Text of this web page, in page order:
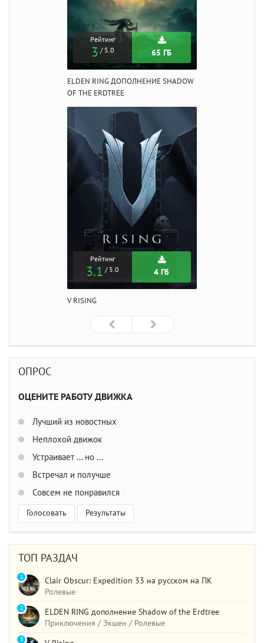
Рейтинг
3 / 5.0 65 ГБ
ELDEN RING ДОПОЛНЕНИЕ SHADOW
OF THE ERDTREE
Рейтинг
3.1 / 5.0 4 Гб
V RISING
ОПРОС
ОЦЕНИТЕ РАБОТУ ДВИЖКА
Лучший из новостных
Неплохой движок
Устраивает ... но ...
Встречал и получше
Совсем не понравился
Голосовать Результаты
ТОП РАЗДАЧ
Clair Obscur: Expedition 33 на русском на ПК
Ролевые
1
ELDEN RING дополнение Shadow of the Erdtree
Приключения / Экшен / Ролевые
2
3